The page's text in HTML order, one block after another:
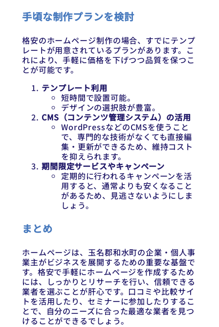
手頃な制作プランを検討
格安のホームページ制作の場合、すでにテンプ
レートが用意されているプランがあります。こ
れにより、手軽に価格を下げつつ品質を保つこ
とが可能です。
テンプレート利用
短時間で設置可能。
デザインの選択肢が豊富。
CMS（コンテンツ管理システム）の活用
WordPressなどのCMSを使うこと
で、専門的な技術がなくても直接編
集・更新ができるため、維持コスト
を抑えられます。
期間限定サービスやキャンペーン
定期的に行われるキャンペーンを活
用すると、通常よりも安くなること
があるため、見逃さないようにしま
しょう。
まとめ
ホームページは、玉名郡和水町の企業・個人事
業主がビジネスを展開するための重要な基盤で
す。格安で手軽にホームページを作成するため
には、しっかりとリサーチを行い、信頼できる
業者を選ぶことが肝心です。口コミや比較サイ
トを活用したり、セミナーに参加したりするこ
とで、自分のニーズに合った最適な業者を見つ
けることができるでしょう。